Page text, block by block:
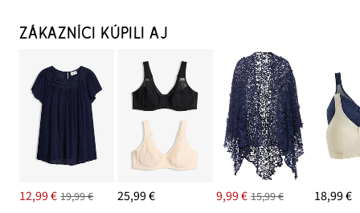
ZÁKAZNÍCI KÚPILI AJ
12,99 € 19,99 € 25,99 € 9,99 € 15,99 € 18,99 €